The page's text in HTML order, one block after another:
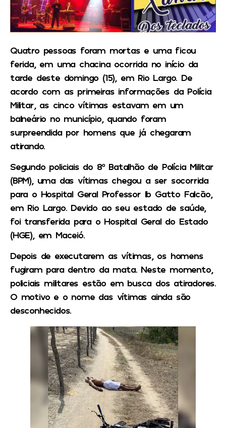
Quatro pessoas foram mortas e uma ficou
ferida, em uma chacina ocorrida no início da
tarde deste domingo (15), em Rio Largo. De
acordo com as primeiras informações da Polícia
Militar, as cinco vítimas estavam em um
balneário no município, quando foram
surpreendida por homens que já chegaram
atirando.
Segundo policiais do 8º Batalhão de Polícia Militar
(BPM), uma das vítimas chegou a ser socorrida
para o Hospital Geral Professor Ib Gatto Falcão,
em Rio Largo. Devido ao seu estado de saúde,
foi transferida para o Hospital Geral do Estado
(HGE), em Maceió.
Depois de executarem as vítimas, os homens
fugiram para dentro da mata. Neste momento,
policiais militares estão em busca dos atiradores.
O motivo e o nome das vítimas ainda são
desconhecidos.